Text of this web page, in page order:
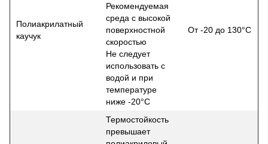
Полиакрилатный
каучук
Рекомендуемая
среда с высокой
поверхностной
скоростью
Не следует
использовать с
водой и при
температуре
ниже -20°С
От -20 до 130°С
Термостойкость
превышает